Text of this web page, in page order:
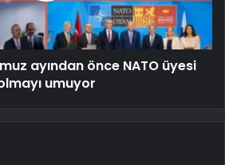
ayından önce NATO üyesi
umuyor